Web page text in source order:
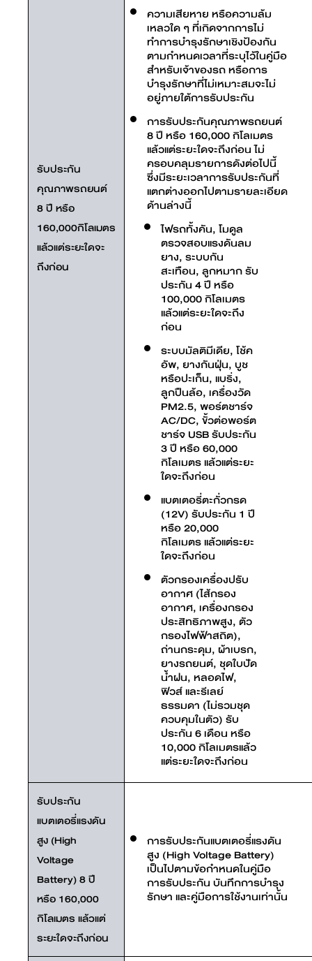
รับประกัน
คุณภาพรถยนต์
8 ปี หรือ
160,000กิโลเมตร
แล้วแต่ระยะใดจะ
ถึงก่อน
ความเสียหาย หรือความล้ม
เหลวใด ๆ ที่เกิดจากการไม่
ทำการบำรุงรักษาเชิงป้องกัน
ตามกำหนดเวลาที่ระบุไว้ในคู่มือ
สำหรับเจ้าของรถ หรือการ
บำรุงรักษาที่ไม่เหมาะสมจะไม่
อยู่ภายใต้การรับประกัน
การรับประกันคุณภาพรถยนต์
8 ปี หรือ 160,000 กิโลเมตร
แล้วแต่ระยะใดจะถึงก่อน ไม่
ครอบคลุมรายการดังต่อไปนี้
ซึ่งมีระยะเวลาการรับประกันที่
แตกต่างออกไปตามรายละเอียด
ด้านล่างนี้
ไฟรถทั้งคัน, โมดูล
ตรวจสอบแรงดันลม
ยาง, ระบบกัน
สะเทือน, ลูกหมาก รับ
ประกัน 4 ปี หรือ
100,000 กิโลเมตร
แล้วแต่ระยะใดจะถึง
ก่อน
ระบบมัลติมีเดีย, โช้ค
อัพ, ยางกันฝุ่น, บูช
หรือปะเก็น, แบริ่ง,
ลูกปืนล้อ, เครื่องวัด
PM2.5, พอร์ตชาร์จ
AC/DC, ขั้วต่อพอร์ต
ชาร์จ USB รับประกัน
3 ปี หรือ 60,000
กิโลเมตร แล้วแต่ระยะ
ใดจะถึงก่อน
แบตเตอรี่ตะกั่วกรด
(12V) รับประกัน 1 ปี
หรือ 20,000
กิโลเมตร แล้วแต่ระยะ
ใดจะถึงก่อน
ตัวกรองเครื่องปรับ
อากาศ (ไส้กรอง
อากาศ, เครื่องกรอง
ประสิทธิภาพสูง, ตัว
กรองไฟฟ้าสถิต),
ถ่านกระดุม, ผ้าเบรก,
ยางรถยนต์, ชุดใบปัด
น้ำฝน, หลอดไฟ,
ฟิวส์ และรีเลย์
ธรรมดา (ไม่รวมชุด
ควบคุมในตัว) รับ
ประกัน 6 เดือน หรือ
10,000 กิโลเมตรแล้ว
แต่ระยะใดจะถึงก่อน
รับประกัน
แบตเตอรี่แรงดัน
สูง (High
Voltage
Battery) 8 ปี
หรือ 160,000
กิโลเมตร แล้วแต่
ระยะใดจะถึงก่อน
การรับประกันแบตเตอรี่แรงดัน
สูง (High Voltage Battery)
เป็นไปตามข้อกำหนดในคู่มือ
การรับประกัน บันทึกการบำรุง
รักษา และคู่มือการใช้งานเท่านั้น